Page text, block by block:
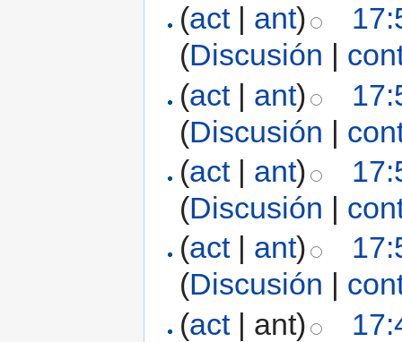
(act| ant)
(Discusión |
(act| ant)
(Discusión |
(act| ant)
(Discusión |
(act| ant)
(Discusión
(act| ant)